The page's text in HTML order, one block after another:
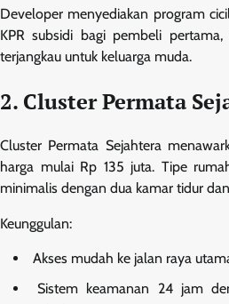
Developer menyediakan program
KPR subsidi bagi pembeli
terjangkau untuk keluarga muda.
2. Cluster Permata
Cluster Permata Sejahtera
harga mulai Rp 135 juta. Tipe
minimalis dengan dua kamar tidur
Keunggulan:
Akses mudah ke jalan raya
Sistem keamanan 24 jam